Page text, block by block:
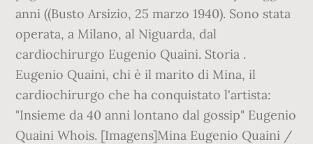
anni ((Busto Arsizio, 25 marzo 1940). Sono stata
operata, a Milano, al Niguarda, dal
cardiochirurgo Eugenio Quaini. Storia .
Eugenio Quaini, chi è il marito di Mina, il
cardiochirurgo che ha conquistato l'artista:
"Insieme da 40 anni lontano dal gossip" Eugenio
Quaini Whois. [Imagens]Mina Eugenio Quaini /